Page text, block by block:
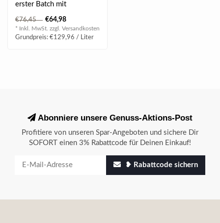
erster Batch mit
Highlights aus
italienischem Wacholde..
€76,45 €64,98
* Inkl. MwSt. zzgl. Versandkosten
Grundpreis: €129,96 / Liter
Abonniere unsere Genuss-Aktions-Post
Profitiere von unseren Spar-Angeboten und sichere Dir
SOFORT einen 3% Rabattcode für Deinen Einkauf!
❥ Rabattcode sichern